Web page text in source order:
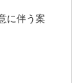
に伴う案